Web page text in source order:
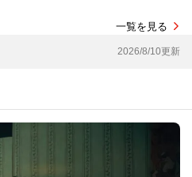
一覧を見る
2026/8/10更新